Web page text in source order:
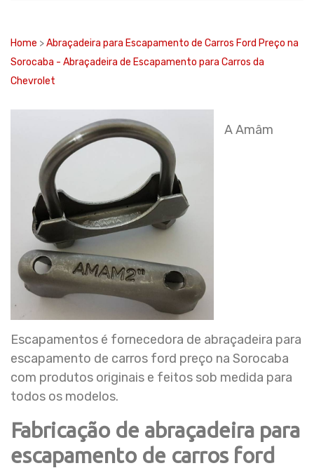
Home >Abraçadeira para Escapamento de Carros Ford Preço na
Sorocaba - Abraçadeira de Escapamento para Carros da
Chevrolet
A Amâm
Escapamentos é fornecedora de abraçadeira para
escapamento de carros ford preço na Sorocaba
com produtos originais e feitos sob medida para
todos os modelos.
Fabricação de abraçadeira para
escapamento de carros ford